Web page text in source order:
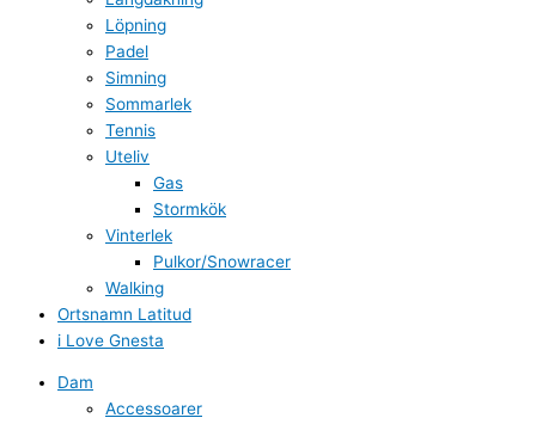
Löpning
Padel
Simning
Sommarlek
Tennis
Uteliv
Gas
Stormkök
Vinterlek
Pulkor/Snowracer
Walking
Ortsnamn Latitud
i Love Gnesta
Dam
Accessoarer